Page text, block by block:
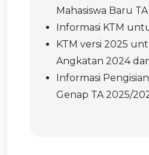
Mahasiswa Baru
Informasi KTM
KTM versi 2025
Angkatan 2024
Informasi
Genap TA 2025/